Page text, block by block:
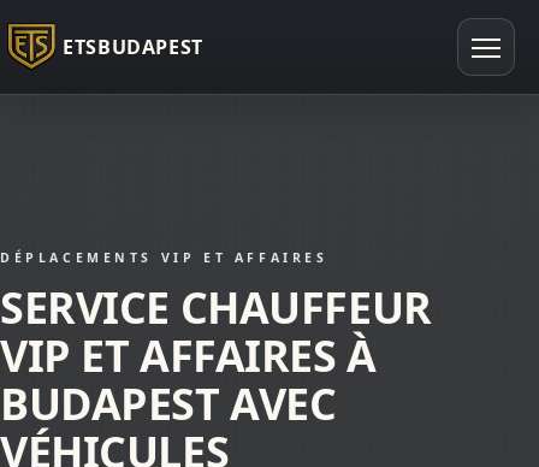
ETSBUDAPEST
DÉPLACEMENTS VIP ET AFFAIRES
SERVICE CHAUFFEUR
VIP ET AFFAIRES À
BUDAPEST AVEC
VÉHICULES